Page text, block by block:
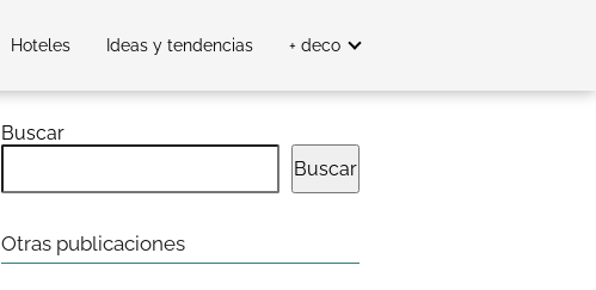
Hoteles Ideas y tendencias + deco
Buscar
Buscar
Otras publicaciones